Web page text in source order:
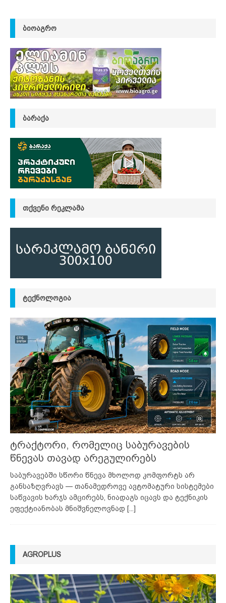
ᲑᲘᲝᲐᲒᲠᲝ
ᲑᲐᲠᲐᲥᲐ
ᲗᲥᲕᲔᲜᲘ ᲠᲔᲙᲚᲐᲛᲐ
ᲢᲔᲥᲜᲝᲚᲝᲒᲘᲐ
ტრაქტორი, რომელიც საბურავების
წნევას თავად არეგულირებს
საბურავებში სწორი წნევა მხოლოდ კომფორტს არ
განსაზღვრავს — თანამედროვე ავტომატური სისტემები
საწვავის ხარჯს ამცირებს, ნიადაგს იცავს და ტექნიკის
ეფექტიანობას მნიშვნელოვნად [...]
AGROPLUS